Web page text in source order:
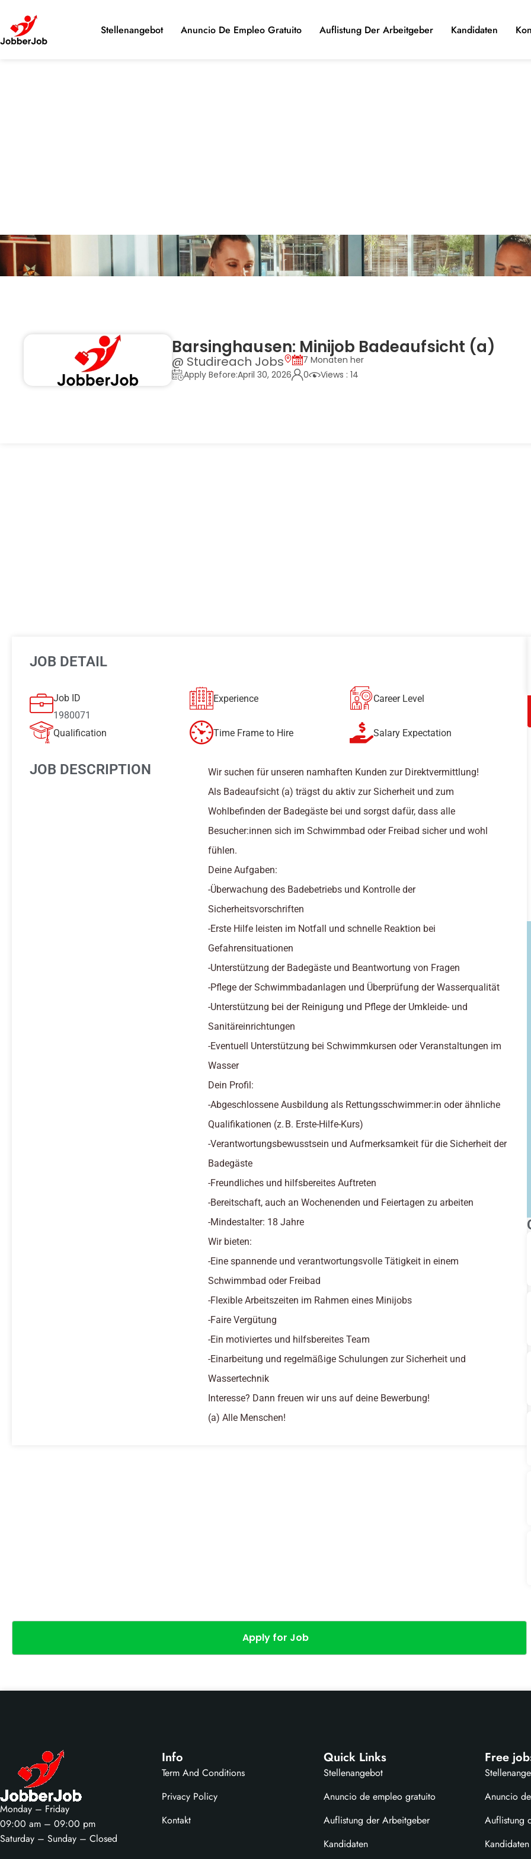
Stellenangebot Anuncio De Empleo Gratuito Auflistung Der Arbeitgeber Kandidaten
Barsinghausen: Minijob Badeaufsicht (a)
@ Studireach Jobs
7 Monaten her
Apply Before:April 30, 2026
0 Views : 14
JOB DETAIL
Job ID
1980071
Experience Career Level
Qualification Time Frame to Hire Salary Expectation
JOB DESCRIPTION
Wir suchen für unseren namhaften Kunden zur Direktvermittlung!
Als Badeaufsicht (a) trägst du aktiv zur Sicherheit und zum
Wohlbefinden der Badegäste bei und sorgst dafür, dass alle
Besucher:innen sich im Schwimmbad oder Freibad sicher und wohl
fühlen.
Deine Aufgaben:
-Überwachung des Badebetriebs und Kontrolle der
Sicherheitsvorschriften
-Erste Hilfe leisten im Notfall und schnelle Reaktion bei
Gefahrensituationen
-Unterstützung der Badegäste und Beantwortung von Fragen
-Pflege der Schwimmbadanlagen und Überprüfung der Wasserqualität
-Unterstützung bei der Reinigung und Pflege der Umkleide- und
Sanitäreinrichtungen
-Eventuell Unterstützung bei Schwimmkursen oder Veranstaltungen im
Wasser
Dein Profil:
-Abgeschlossene Ausbildung als Rettungsschwimmer:in oder ähnliche
Qualifikationen (z. B. Erste-Hilfe-Kurs)
-Verantwortungsbewusstsein und Aufmerksamkeit für die Sicherheit der
Badegäste
-Freundliches und hilfsbereites Auftreten
-Bereitschaft, auch an Wochenenden und Feiertagen zu arbeiten
-Mindestalter: 18 Jahre
Wir bieten:
-Eine spannende und verantwortungsvolle Tätigkeit in einem
Schwimmbad oder Freibad
-Flexible Arbeitszeiten im Rahmen eines Minijobs
-Faire Vergütung
-Ein motiviertes und hilfsbereites Team
-Einarbeitung und regelmäßige Schulungen zur Sicherheit und
Wassertechnik
Interesse? Dann freuen wir uns auf deine Bewerbung!
(a) Alle Menschen!
Apply for Job
Monday – Friday
09:00 am – 09:00 pm
Saturday – Sunday – Closed
Info
Term And Conditions
Privacy Policy
Kontakt
Quick Links
Stellenangebot
Anuncio de empleo gratuito
Auflistung der Arbeitgeber
Kandidaten
Free
Anuncio
Auflistung
Kandidaten